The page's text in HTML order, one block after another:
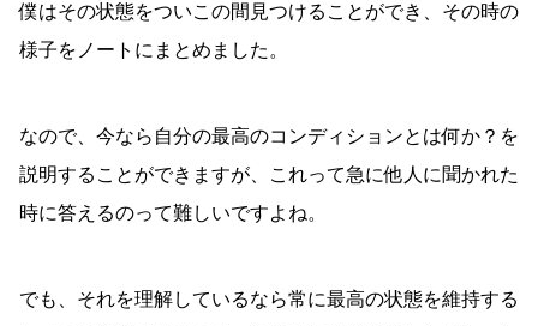
僕はその状態をついこの間見つけることができ、その時の
様子をノートにまとめました。
なので、今なら自分の最高のコンディションとは何か？を
説明することができますが、これって急に他人に聞かれた
時に答えるのって難しいですよね。
でも、それを理解しているなら常に最高の状態を維持する